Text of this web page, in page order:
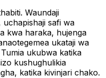
Waundaji
safi wa
kwa haraka, hujenga
ukataji wa
ukubwa katika
kushughulikia
katika kivinjari chako.